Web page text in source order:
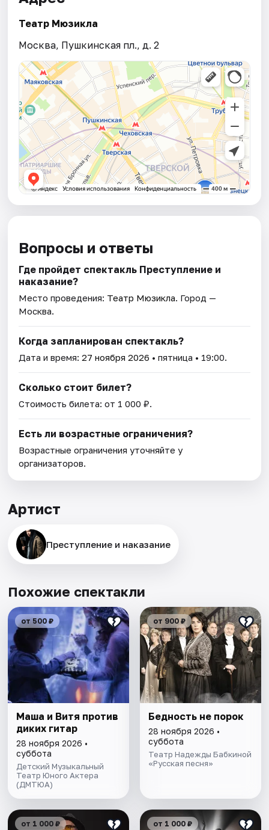
Театр Мюзикла
Москва, Пушкинская пл., д. 2
Вопросы и ответы
Где пройдет спектакль Преступление и
наказание?
Место проведения: Театр Мюзикла. Город —
Москва.
Когда запланирован спектакль?
Дата и время:27 ноября 2026 • пятница • 19:00.
Сколько стоит билет?
Стоимость билета: от 1 000 ₽.
Есть ли возрастные ограничения?
Возрастные ограничения уточняйте у
организаторов.
Артист
Преступление и наказание
Похожие спектакли
от 500 ₽
Маша и Витя против
диких гитар
28 ноября 2026 •
суббота
Детский Музыкальный
Театр Юного Актера
(ДМТЮА)
от 900 ₽
Бедность не порок
28 ноября 2026 •
суббота
Театр Надежды Бабкиной
«Русская песня»
от 1 000 ₽ от 1 000 ₽